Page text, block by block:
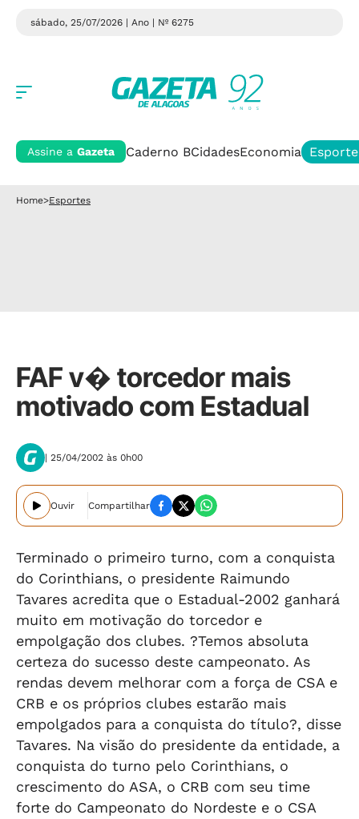
sábado, 25/07/2026 | Ano | Nº 6275
Assine a Gazeta Caderno BCidadesEconomia
Home>Esportes
FAF v� torcedor mais
motivado com Estadual
| 25/04/2002 às 0h00
Ouvir Compartilhar
Terminado o primeiro turno, com a conquista
do Corinthians, o presidente Raimundo
Tavares acredita que o Estadual-2002 ganhará
muito em motivação do torcedor e
empolgação dos clubes. ?Temos absoluta
certeza do sucesso deste campeonato. As
rendas devem melhorar com a força de CSA e
CRB e os próprios clubes estarão mais
empolgados para a conquista do título?, disse
Tavares. Na visão do presidente da entidade, a
conquista do turno pelo Corinthians, o
crescimento do ASA, o CRB com seu time
forte do Campeonato do Nordeste e o CSA